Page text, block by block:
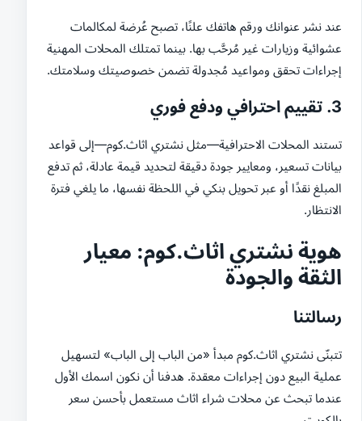
عند نشر عنوانك ورقم هاتفك علنًا، تصبح عُرضة لمكالمات
عشوائية وزيارات غير مُرحَّب بها. بينما تمتلك المحلات المهنية
إجراءات تحقق ومواعيد مُجدولة تضمن خصوصيتك وسلامتك.
3. تقييم احترافي ودفع فوري
تستند المحلات الاحترافية—مثل نشتري اثاث.كوم—إلى قواعد
بيانات تسعير، ومعايير جودة دقيقة لتحديد قيمة عادلة، ثم تدفع
المبلغ نقدًا أو عبر تحويل بنكي في اللحظة نفسها، ما يلغي فترة
الانتظار.
هوية نشتري اثاث.كوم: معيار
الثقة والجودة
رسالتنا
تتبنّى نشتري اثاث.كوم مبدأ «من الباب إلى الباب» لتسهيل
عملية البيع دون إجراءات معقدة. هدفنا أن نكون اسمك الأول
عندما تبحث عن محلات شراء اثاث مستعمل بأحسن سعر